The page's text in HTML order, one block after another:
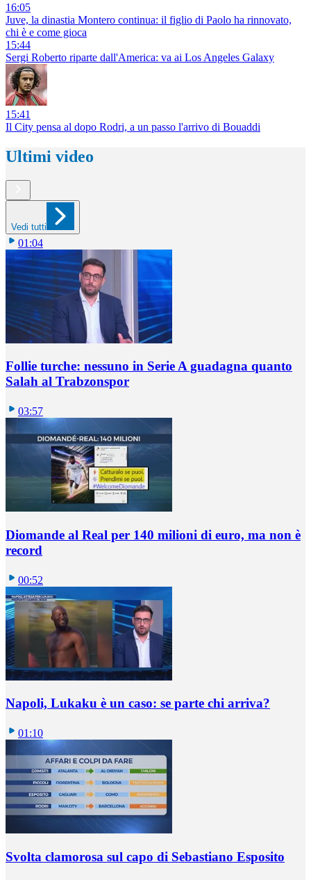
16:05
Juve, la dinastia Montero continua: il figlio di Paolo ha rinnovato,
chi è e come gioca
15:44
Sergi Roberto riparte dall'America: va ai Los Angeles Galaxy
15:41
Il City pensa al dopo Rodri, a un passo l'arrivo di Bouaddi
Ultimi video
Vedi tutti
01:04
Follie turche: nessuno in Serie A guadagna quanto
Salah al Trabzonspor
03:57
Diomande al Real per 140 milioni di euro, ma non è
record
00:52
Napoli, Lukaku è un caso: se parte chi arriva?
01:10
Svolta clamorosa sul capo di Sebastiano Esposito